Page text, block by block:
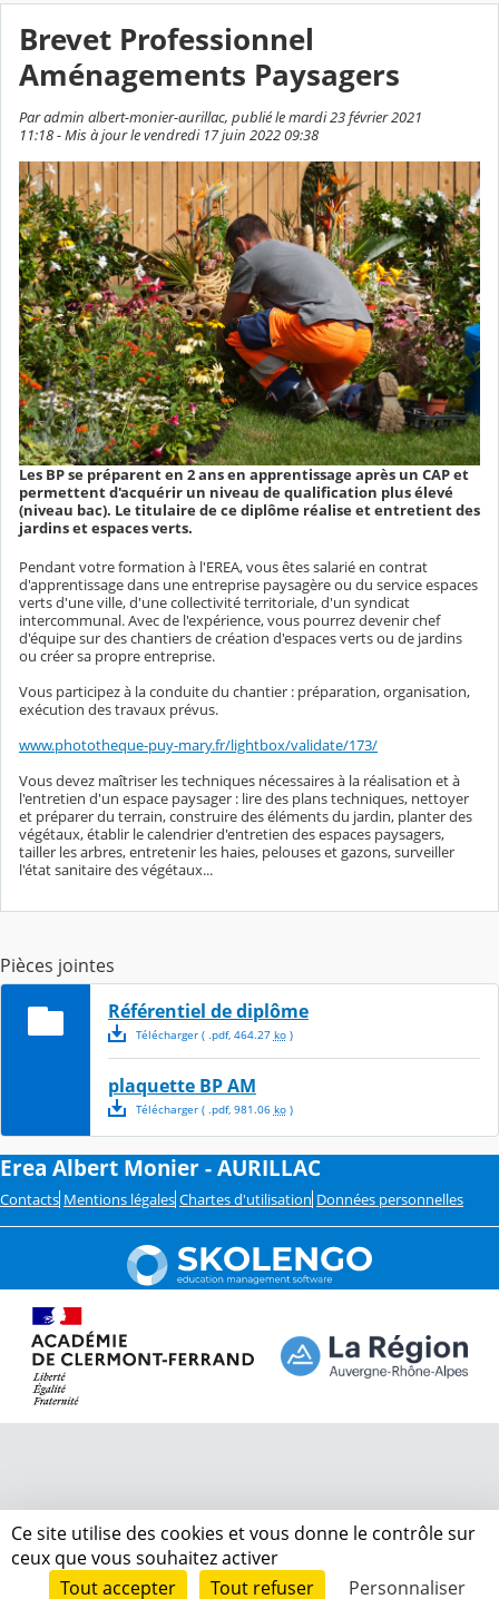
Brevet Professionnel
Aménagements Paysagers
Par admin albert-monier-aurillac, publié le mardi 23 février 2021
11:18 - Mis à jour le vendredi 17 juin 2022 09:38
Les BP se préparent en 2 ans en apprentissage après un CAP et
permettent d'acquérir un niveau de qualification plus élevé
(niveau bac). Le titulaire de ce diplôme réalise et entretient des
jardins et espaces verts.
Pendant votre formation à l'EREA, vous êtes salarié en contrat
d'apprentissage dans une entreprise paysagère ou du service espaces
verts d'une ville, d'une collectivité territoriale, d'un syndicat
intercommunal. Avec de l'expérience, vous pourrez devenir chef
d'équipe sur des chantiers de création d'espaces verts ou de jardins
ou créer sa propre entreprise.
Vous participez à la conduite du chantier : préparation, organisation,
exécution des travaux prévus.
www.phototheque-puy-mary.fr/lightbox/validate/173/
Vous devez maîtriser les techniques nécessaires à la réalisation et à
l'entretien d'un espace paysager : lire des plans techniques, nettoyer
et préparer du terrain, construire des éléments du jardin, planter des
végétaux, établir le calendrier d'entretien des espaces paysagers,
tailler les arbres, entretenir les haies, pelouses et gazons, surveiller
l'état sanitaire des végétaux...
Pièces jointes
Référentiel de diplôme
Télécharger( .pdf, 464.27 ko)
plaquette BP AM
Télécharger( .pdf, 981.06 ko)
Erea Albert Monier - AURILLAC
Contacts Mentions légales Chartes d'utilisation Données personnelles
Ce site utilise des cookies et vous donne le contrôle sur
ceux que vous souhaitez activer
Tout accepter
Tout refuser Personnaliser